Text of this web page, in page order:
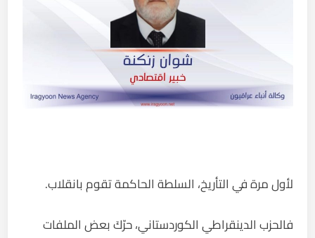
لأول مرة في التأريخ، السلطة الحاكمة تقوم بانقلاب.
فالحزب الدينقراطي الكوردستاني، حرّكَ بعض الملفات